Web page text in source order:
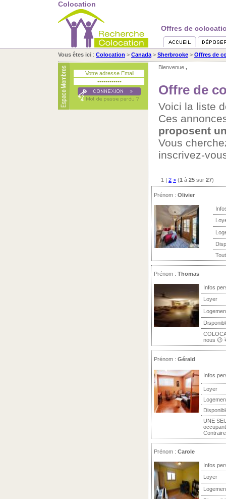
Colocation
Offres de
Vous êtes ici : Colocation > Canada > Sherbrooke > Offres de
Bienvenue ,
Offre de
Voici la liste
Ces
proposent
Vous
inscrivez-
1 | 2 > (1 à 25 sur 27)
Prénom : Olivier
Prénom : Thomas
Infos
Loyer
nous 😉
Prénom : Gérald
Infos
Loyer
UNE
Prénom : Carole
Infos
Loyer